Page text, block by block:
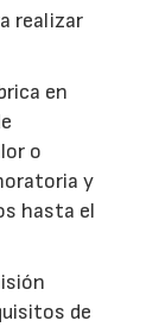
realizar
en
o
y
hasta el
de